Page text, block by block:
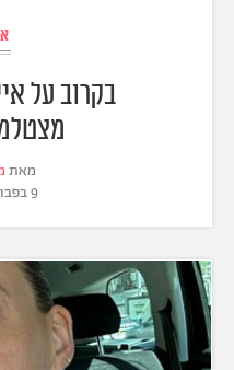
בקרוב על
מאת
9 בפברואר 2026